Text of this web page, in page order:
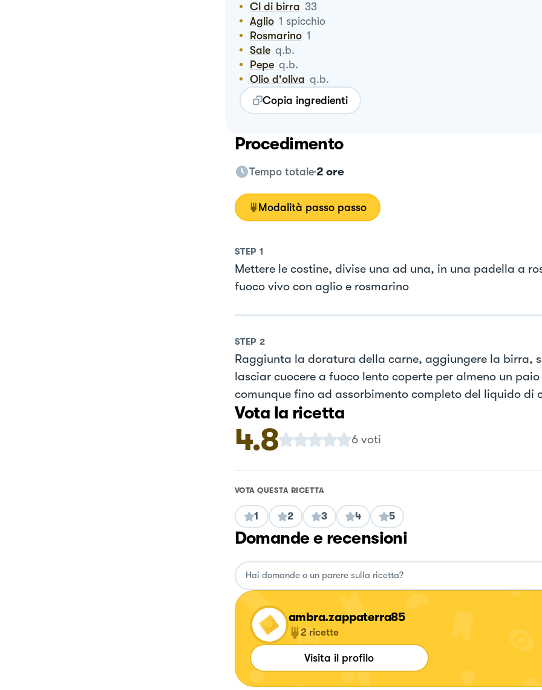
Cl di birra 33
Aglio 1 spicchio
Rosmarino 1
Sale q.b.
Pepe q.b.
Olio d'oliva q.b.
Copia ingredienti
Procedimento
Tempo totale 2 ore
Modalità passo passo
STEP 1
Mettere le costine, divise una ad una, in una padella a
fuoco vivo con aglio e rosmarino
STEP 2
Raggiunta la doratura della carne, aggiungere la birra,
lasciar cuocere a fuoco lento coperte per almeno un paio
comunque fino ad assorbimento completo del liquido di
Vota la ricetta
4.8 6 voti
VOTA QUESTA RICETTA
1 2 3 4 5
Domande e recensioni
ambra.zappaterra85
2 ricette
Visita il profilo